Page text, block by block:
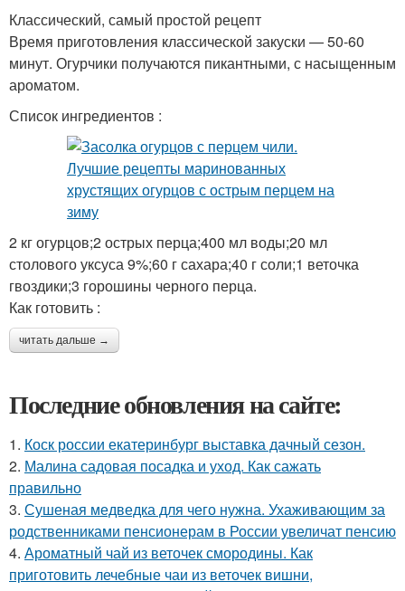
Классический, самый простой рецепт
Время приготовления классической закуски — 50-60
минут. Огурчики получаются пикантными, с насыщенным
ароматом.
Список ингредиентов :
2 кг огурцов;2 острых перца;400 мл воды;20 мл
столового уксуса 9%;60 г сахара;40 г соли;1 веточка
гвоздики;3 горошины черного перца.
Как готовить :
читать дальше →
Последние обновления на сайте:
1. Коск россии екатеринбург выставка дачный сезон.
2. Малина садовая посадка и уход. Как сажать
правильно
3. Сушеная медведка для чего нужна. Ухаживающим за
родственниками пенсионерам в России увеличат пенсию
4. Ароматный чай из веточек смородины. Как
приготовить лечебные чаи из веточек вишни,